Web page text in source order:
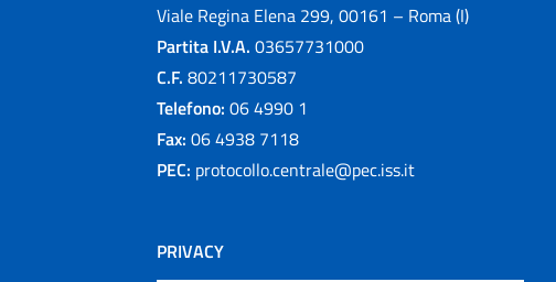
Viale Regina Elena 299, 00161 – Roma (I)
Partita I.V.A. 03657731000
C.F. 80211730587
Telefono: 06 4990 1
Fax: 06 4938 7118
PEC: protocollo.centrale@pec.iss.it
PRIVACY